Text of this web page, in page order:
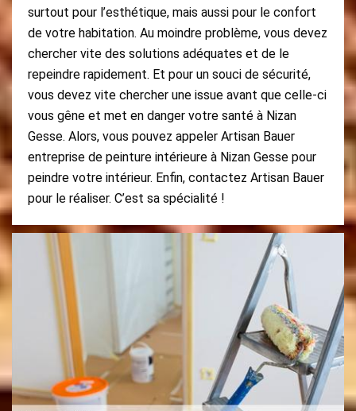
surtout pour l’esthétique, mais aussi pour le confort
de votre habitation. Au moindre problème, vous devez
chercher vite des solutions adéquates et de le
repeindre rapidement. Et pour un souci de sécurité,
vous devez vite chercher une issue avant que celle-ci
vous gêne et met en danger votre santé à Nizan
Gesse. Alors, vous pouvez appeler Artisan Bauer
entreprise de peinture intérieure à Nizan Gesse pour
peindre votre intérieur. Enfin, contactez Artisan Bauer
pour le réaliser. C’est sa spécialité !